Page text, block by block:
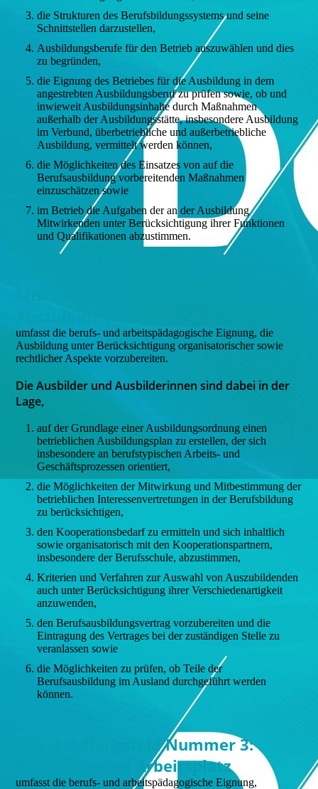
die Strukturen des Berufsbildungssystems und seine
Schnittstellen darzustellen,
Ausbildungsberufe für den Betrieb auszuwählen und dies
zu begründen,
die Eignung des Betriebes für die Ausbildung in dem
angestrebten Ausbildungsberuf zu prüfen sowie, ob und
inwieweit Ausbildungsinhalte durch Maßnahmen
außerhalb der Ausbildungsstätte, insbesondere Ausbildung
im Verbund, überbetriebliche und außerbetriebliche
Ausbildung, vermittelt werden können,
die Möglichkeiten des Einsatzes von auf die
Berufsausbildung vorbereitenden Maßnahmen
einzuschätzen sowie
im Betrieb die Aufgaben der an der Ausbildung
Mitwirkenden unter Berücksichtigung ihrer Funktionen
und Qualifikationen abzustimmen.
umfasst die berufs- und arbeitspädagogische Eignung, die
Ausbildung unter Berücksichtigung organisatorischer sowie
rechtlicher Aspekte vorzubereiten.
Die Ausbilder und Ausbilderinnen sind dabei in der
Lage,
auf der Grundlage einer Ausbildungsordnung einen
betrieblichen Ausbildungsplan zu erstellen, der sich
insbesondere an berufstypischen Arbeits- und
Geschäftsprozessen orientiert,
die Möglichkeiten der Mitwirkung und Mitbestimmung der
betrieblichen Interessenvertretungen in der Berufsbildung
zu berücksichtigen,
den Kooperationsbedarf zu ermitteln und sich inhaltlich
sowie organisatorisch mit den Kooperationspartnern,
insbesondere der Berufsschule, abzustimmen,
Kriterien und Verfahren zur Auswahl von Auszubildenden
auch unter Berücksichtigung ihrer Verschiedenartigkeit
anzuwenden,
den Berufsausbildungsvertrag vorzubereiten und die
Eintragung des Vertrages bei der zuständigen Stelle zu
veranlassen sowie
die Möglichkeiten zu prüfen, ob Teile der
Berufsausbildung im Ausland durchgeführt werden
können.
Das Handlungsfeld Nummer 3:
Ausbildung am Arbeitsplatz
umfasst die berufs- und arbeitspädagogische Eignung,